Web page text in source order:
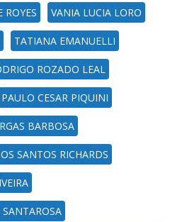
ROYES VANIA LUCIA LORO
TATIANA EMANUELLI
ROZADO LEAL
PAULO CESAR PIQUINI
BARBOSA
SANTOS RICHARDS
SANTAROSA